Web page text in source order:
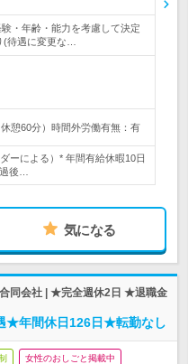
・年齢・能力を考慮して決定
待遇に変更な…
憩60分）時間外労働有無：有
ーによる）* 年間有給休暇10日
後…
気になる
同会社 | ★完全週休2日 ★退職金
★年間休日126日★転勤なし
女性のおしごと掲載中